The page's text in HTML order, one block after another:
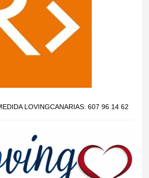
LOVINGCANARIAS: 607 96 14 62